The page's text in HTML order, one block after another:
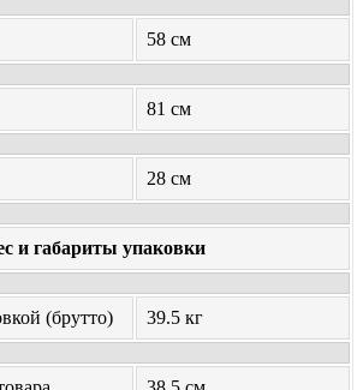
58 см
81 см
28 см
и габариты упаковки
(брутто) 39.5 кг